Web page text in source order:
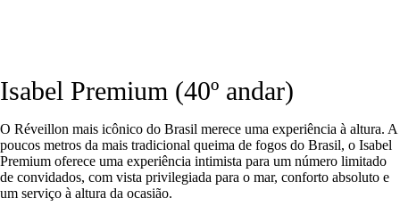
Isabel Premium (40º andar)
O Réveillon mais icônico do Brasil merece uma experiência à altura. A
poucos metros da mais tradicional queima de fogos do Brasil, o Isabel
Premium oferece uma experiência intimista para um número limitado
de convidados, com vista privilegiada para o mar, conforto absoluto e
um serviço à altura da ocasião.